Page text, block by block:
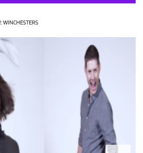
EU QUERO!
WINCHESTERS